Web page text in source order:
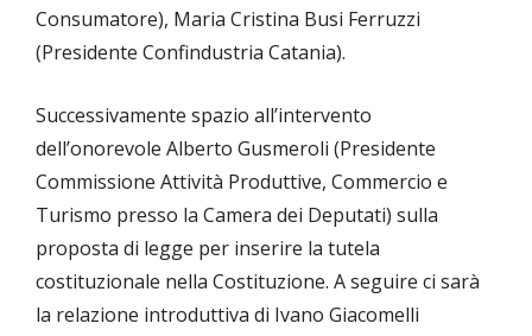
Consumatore), Maria Cristina Busi Ferruzzi
(Presidente Confindustria Catania).
Successivamente spazio all’intervento
dell’onorevole Alberto Gusmeroli (Presidente
Commissione Attività Produttive, Commercio e
Turismo presso la Camera dei Deputati) sulla
proposta di legge per inserire la tutela
costituzionale nella Costituzione. A seguire ci sarà
la relazione introduttiva di Ivano Giacomelli